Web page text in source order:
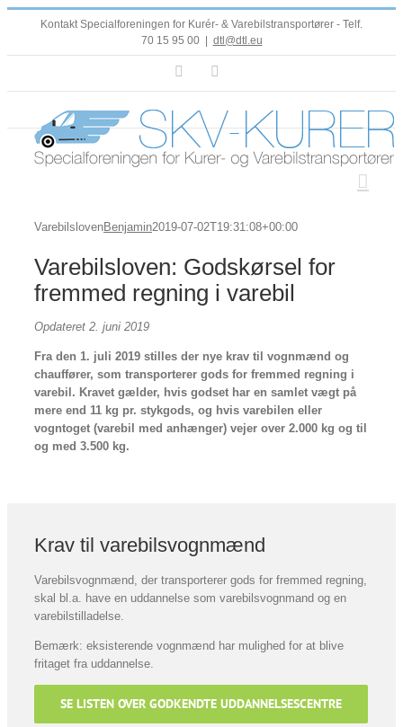
Kontakt Specialforeningen for Kurér- & Varebilstransportører - Telf.
70 15 95 00
dtl@dtl.eu
Facebook
VarebilslovenBenjamin2019-07-02T19:31:08+00:00
Varebilsloven: Godskørsel for
fremmed regning i varebil
Opdateret 2. juni 2019
Fra den 1. juli 2019 stilles der nye krav til vognmænd og
chauffører, som transporterer gods for fremmed regning i
varebil. Kravet gælder, hvis godset har en samlet vægt på
mere end 11 kg pr. stykgods, og hvis varebilen eller
vogntoget (varebil med anhænger) vejer over 2.000 kg og til
og med 3.500 kg.
Krav til varebilsvognmænd
Varebilsvognmænd, der transporterer gods for fremmed regning,
skal bl.a. have en uddannelse som varebilsvognmand og en
varebilstilladelse.
Bemærk: eksisterende vognmænd har mulighed for at blive
fritaget fra uddannelse.
SE LISTEN OVER GODKENDTE UDDANNELSESCENTRE